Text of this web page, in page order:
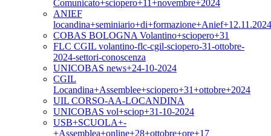
Comunicato+sciopero+11+novembre+2024
ANIEF
COBAS BOLOGNA Volantino+sciopero+31
FLC CGIL volantino-flc-cgil-sciopero-31-ottobre-
2024-settori-conoscenza
UNICOBAS news+24-10-2024
CGIL
Locandina+Assemblee+sciopero+31+ottobre+2024
UIL CORSO-AA-LOCANDINA
UNICOBAS vol+sciop+31-10-2024
USB+SCUOLA+-
+Assemblea+online+28+ottobre+ore+17